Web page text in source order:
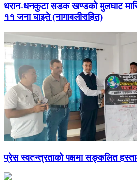
धरान-धनकुटा सडक खण्डको मुलघाट
११ जना घाइते (नामावलीसहित)
प्रेस स्वतन्त्रताको पक्षमा सङ्कलित